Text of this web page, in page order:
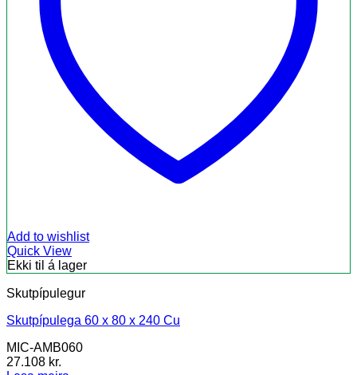
Add to wishlist
Quick View
Ekki til á lager
Skutpípulegur
Skutpípulega 60 x 80 x 240 Cu
MIC-AMB060
27.108 kr.